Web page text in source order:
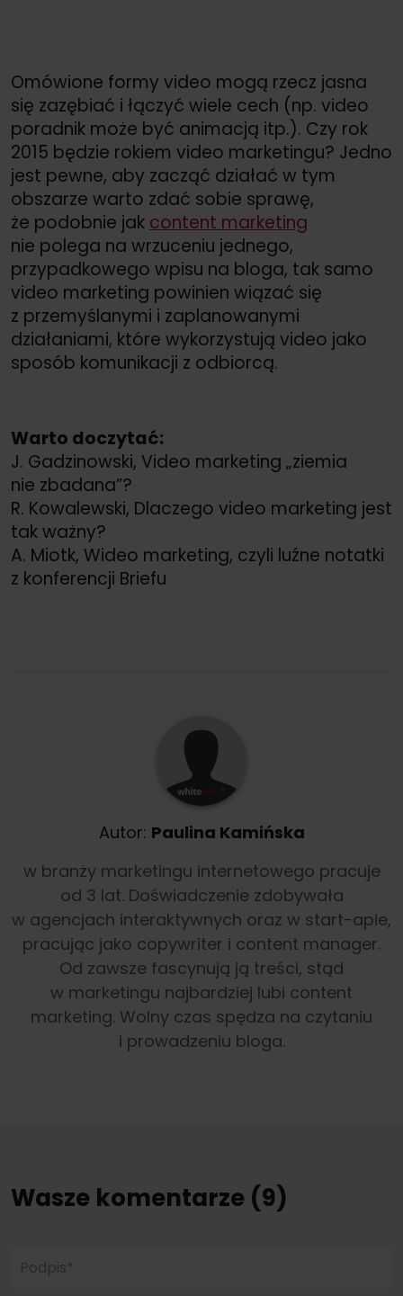
Omówione formy video mogą rzecz jasna
się zazębiać i łączyć wiele cech (np. video
poradnik może być animacją itp.). Czy rok
2015 będzie rokiem video marketingu? Jedno
jest pewne, aby zacząć działać w tym
obszarze warto zdać sobie sprawę,
że podobnie jak content marketing
nie polega na wrzuceniu jednego,
przypadkowego wpisu na bloga, tak samo
video marketing powinien wiązać się
z przemyślanymi i zaplanowanymi
działaniami, które wykorzystują video jako
sposób komunikacji z odbiorcą.
Warto doczytać:
J. Gadzinowski, Video marketing „ziemia
nie zbadana”?
R. Kowalewski, Dlaczego video marketing jest
tak ważny?
A. Miotk, Wideo marketing, czyli luźne notatki
z konferencji Briefu
Autor: Paulina Kamińska
w branży marketingu internetowego pracuje
od 3 lat. Doświadczenie zdobywała
w agencjach interaktywnych oraz w start-apie,
pracując jako copywriter i content manager.
Od zawsze fascynują ją treści, stąd
w marketingu najbardziej lubi content
marketing. Wolny czas spędza na czytaniu
i prowadzeniu bloga.
Wasze komentarze (9)
Podpis*